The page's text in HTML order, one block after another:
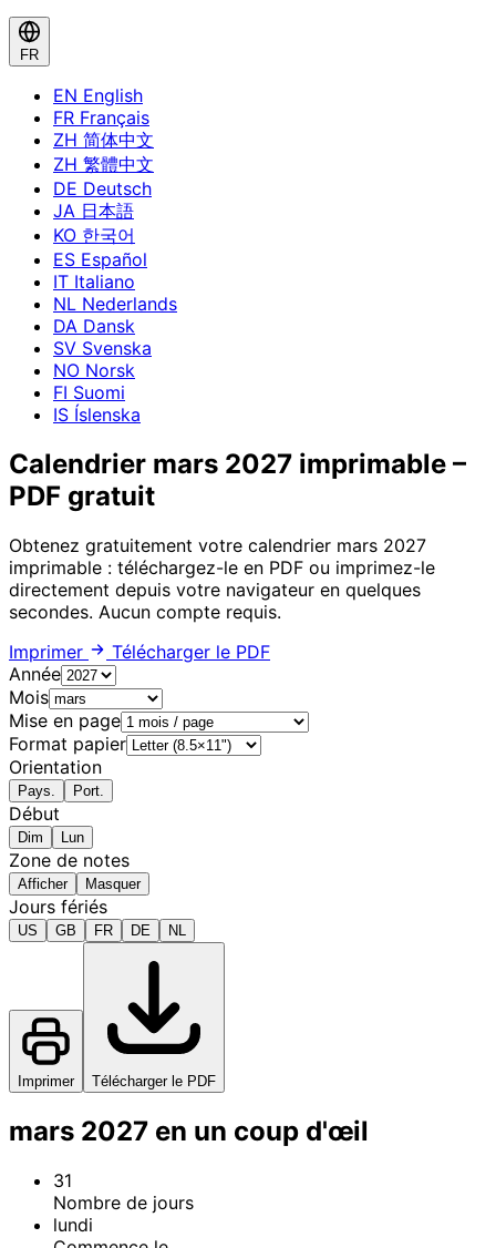
FR
EN English
FR Français
ZH 简体中文
ZH 繁體中文
DE Deutsch
JA 日本語
KO 한국어
ES Español
IT Italiano
NL Nederlands
DA Dansk
SV Svenska
NO Norsk
FI Suomi
IS Íslenska
Calendrier mars 2027 imprimable –
PDF gratuit
Obtenez gratuitement votre calendrier mars 2027
imprimable : téléchargez-le en PDF ou imprimez-le
directement depuis votre navigateur en quelques
secondes. Aucun compte requis.
Imprimer
Télécharger le PDF
Année
Mois
Mise en page
Format papier
Orientation
Pays. Port.
Début
Dim Lun
Zone de notes
Afficher Masquer
Jours fériés
US GB FR DE NL
Imprimer Télécharger le PDF
mars 2027 en un coup d'œil
31
Nombre de jours
lundi